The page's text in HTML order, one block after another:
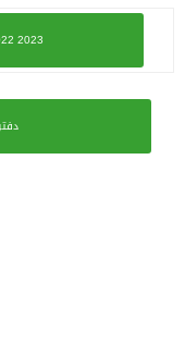
2023
دفتر